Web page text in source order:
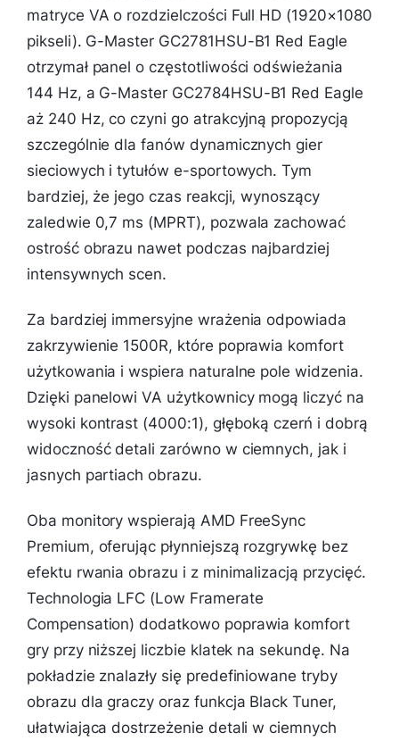
matryce VA o rozdzielczości Full HD (1920×1080
pikseli). G-Master GC2781HSU-B1 Red Eagle
otrzymał panel o częstotliwości odświeżania
144 Hz, a G-Master GC2784HSU-B1 Red Eagle
aż 240 Hz, co czyni go atrakcyjną propozycją
szczególnie dla fanów dynamicznych gier
sieciowych i tytułów e-sportowych. Tym
bardziej, że jego czas reakcji, wynoszący
zaledwie 0,7 ms (MPRT), pozwala zachować
ostrość obrazu nawet podczas najbardziej
intensywnych scen.
Za bardziej immersyjne wrażenia odpowiada
zakrzywienie 1500R, które poprawia komfort
użytkowania i wspiera naturalne pole widzenia.
Dzięki panelowi VA użytkownicy mogą liczyć na
wysoki kontrast (4000:1), głęboką czerń i dobrą
widoczność detali zarówno w ciemnych, jak i
jasnych partiach obrazu.
Oba monitory wspierają AMD FreeSync
Premium, oferując płynniejszą rozgrywkę bez
efektu rwania obrazu i z minimalizacją przycięć.
Technologia LFC (Low Framerate
Compensation) dodatkowo poprawia komfort
gry przy niższej liczbie klatek na sekundę. Na
pokładzie znalazły się predefiniowane tryby
obrazu dla graczy oraz funkcja Black Tuner,
ułatwiająca dostrzeżenie detali w ciemnych